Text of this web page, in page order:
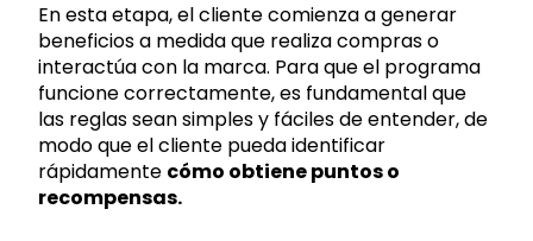
En esta etapa, el cliente comienza a generar
beneficios a medida que realiza compras o
interactúa con la marca. Para que el programa
funcione correctamente, es fundamental que
las reglas sean simples y fáciles de entender, de
modo que el cliente pueda identificar
rápidamente cómo obtiene puntos o
recompensas.